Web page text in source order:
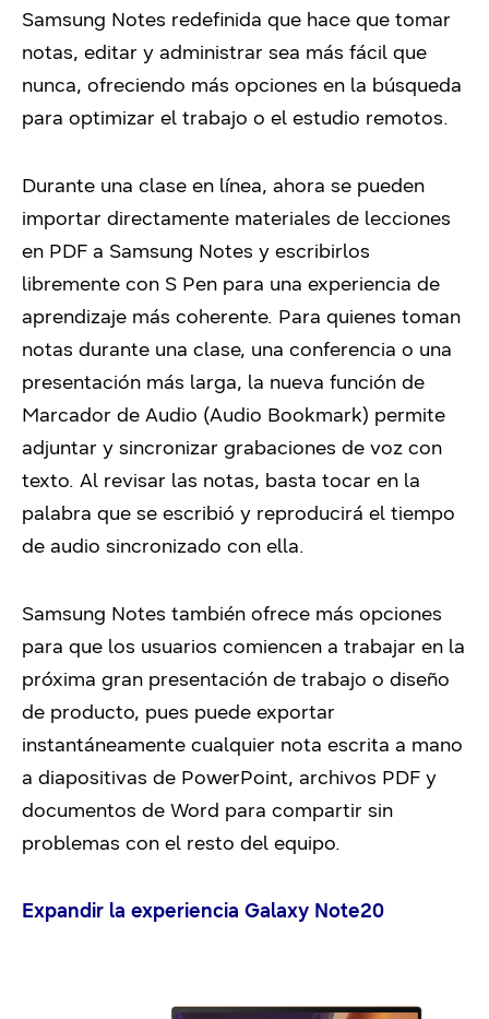
Samsung Notes redefinida que hace que tomar
notas, editar y administrar sea más fácil que
nunca, ofreciendo más opciones en la búsqueda
para optimizar el trabajo o el estudio remotos.
Durante una clase en línea, ahora se pueden
importar directamente materiales de lecciones
en PDF a Samsung Notes y escribirlos
libremente con S Pen para una experiencia de
aprendizaje más coherente. Para quienes toman
notas durante una clase, una conferencia o una
presentación más larga, la nueva función de
Marcador de Audio (Audio Bookmark) permite
adjuntar y sincronizar grabaciones de voz con
texto. Al revisar las notas, basta tocar en la
palabra que se escribió y reproducirá el tiempo
de audio sincronizado con ella.
Samsung Notes también ofrece más opciones
para que los usuarios comiencen a trabajar en la
próxima gran presentación de trabajo o diseño
de producto, pues puede exportar
instantáneamente cualquier nota escrita a mano
a diapositivas de PowerPoint, archivos PDF y
documentos de Word para compartir sin
problemas con el resto del equipo.
Expandir la experiencia Galaxy Note20